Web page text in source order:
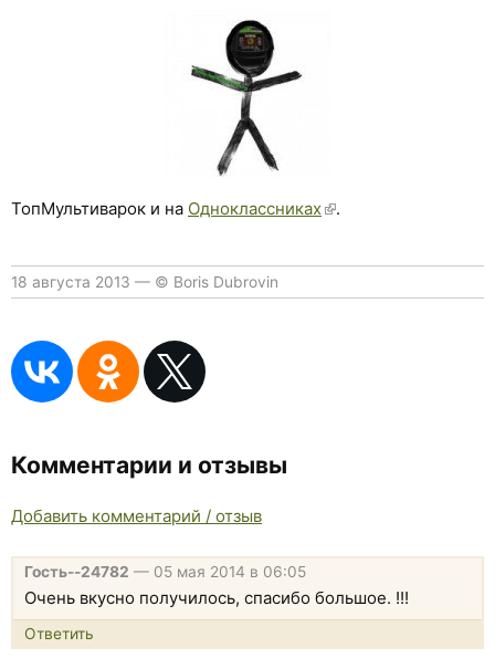
ТопМультиварок и на Одноклассниках .
18 августа 2013 — © Boris Dubrovin
Комментарии и отзывы
Добавить комментарий / отзыв
Гость--24782 — 05 мая 2014 в 06:05
Очень вкусно получилось, спасибо большое. !!!
Ответить